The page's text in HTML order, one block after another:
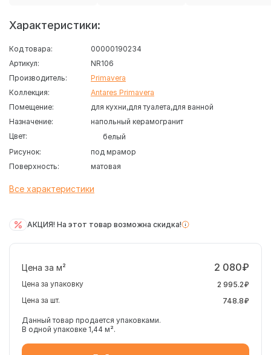
Характеристики:
Код товара:
00000190234
Артикул:
NR106
Производитель:
Primavera
Коллекция:
Antares Primavera
Помещение:
для кухни для туалета для ванной
Назначение:
напольный керамогранит
Цвет:
белый
Рисунок:
под мрамор
Поверхность:
матовая
Все характеристики
АКЦИЯ! На этот товар возможна скидка!
Цена за м² 2 080₽
Цена за упаковку
2 995.2₽
Цена за шт.
748.8₽
Данный товар продается упаковками.
В одной упаковке 1,44 м².